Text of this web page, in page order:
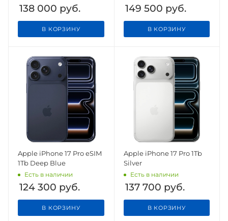
138 000 руб.
В КОРЗИНУ
149 500 руб.
В КОРЗИНУ
Apple iPhone 17 Pro eSIM
1Tb Deep Blue
Есть в наличии
124 300 руб.
В КОРЗИНУ
Apple iPhone 17 Pro 1Tb
Silver
Есть в наличии
137 700 руб.
В КОРЗИНУ